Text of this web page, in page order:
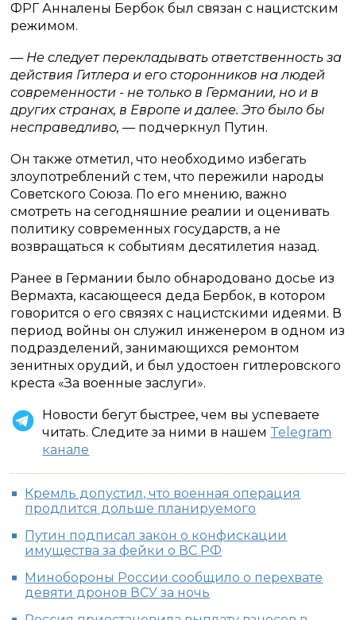
ФРГ Анналены Бербок был связан с нацистским
режимом.
— Не следует перекладывать ответственность за
действия Гитлера и его сторонников на людей
современности - не только в Германии, но и в
других странах, в Европе и далее. Это было бы
несправедливо,— подчеркнул Путин.
Он также отметил, что необходимо избегать
злоупотреблений с тем, что пережили народы
Советского Союза. По его мнению, важно
смотреть на сегодняшние реалии и оценивать
политику современных государств, а не
возвращаться к событиям десятилетия назад.
Ранее в Германии было обнародовано досье из
Вермахта, касающееся деда Бербок, в котором
говорится о его связях с нацистскими идеями. В
период войны он служил инженером в одном из
подразделений, занимающихся ремонтом
зенитных орудий, и был удостоен гитлеровского
креста «За военные заслуги».
Новости бегут быстрее, чем вы успеваете
читать. Следите за ними в нашем Telegram
канале
Кремль допустил, что военная операция
продлится дольше планируемого
Путин подписал закон о конфискации
имущества за фейки о ВС РФ
Минобороны России сообщило о перехвате
девяти дронов ВСУ за ночь